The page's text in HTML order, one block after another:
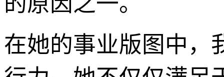
在她的事业版图中，